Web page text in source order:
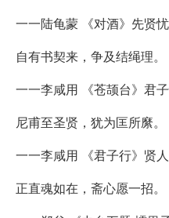
一一陆龟蒙 《对酒》先贤
自有书契来，争及结绳理。
一一李咸用 《苍颉台》君
尼甫至圣贤，犹为匡所縻。
一一李咸用 《君子行》贤
正直魂如在，斋心愿一招。